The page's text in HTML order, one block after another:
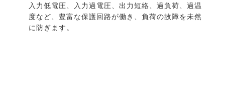
入力低電圧、入力過電圧、出力短絡、過負荷、過温
度など、豊富な保護回路が働き、負荷の故障を未然
に防ぎます。